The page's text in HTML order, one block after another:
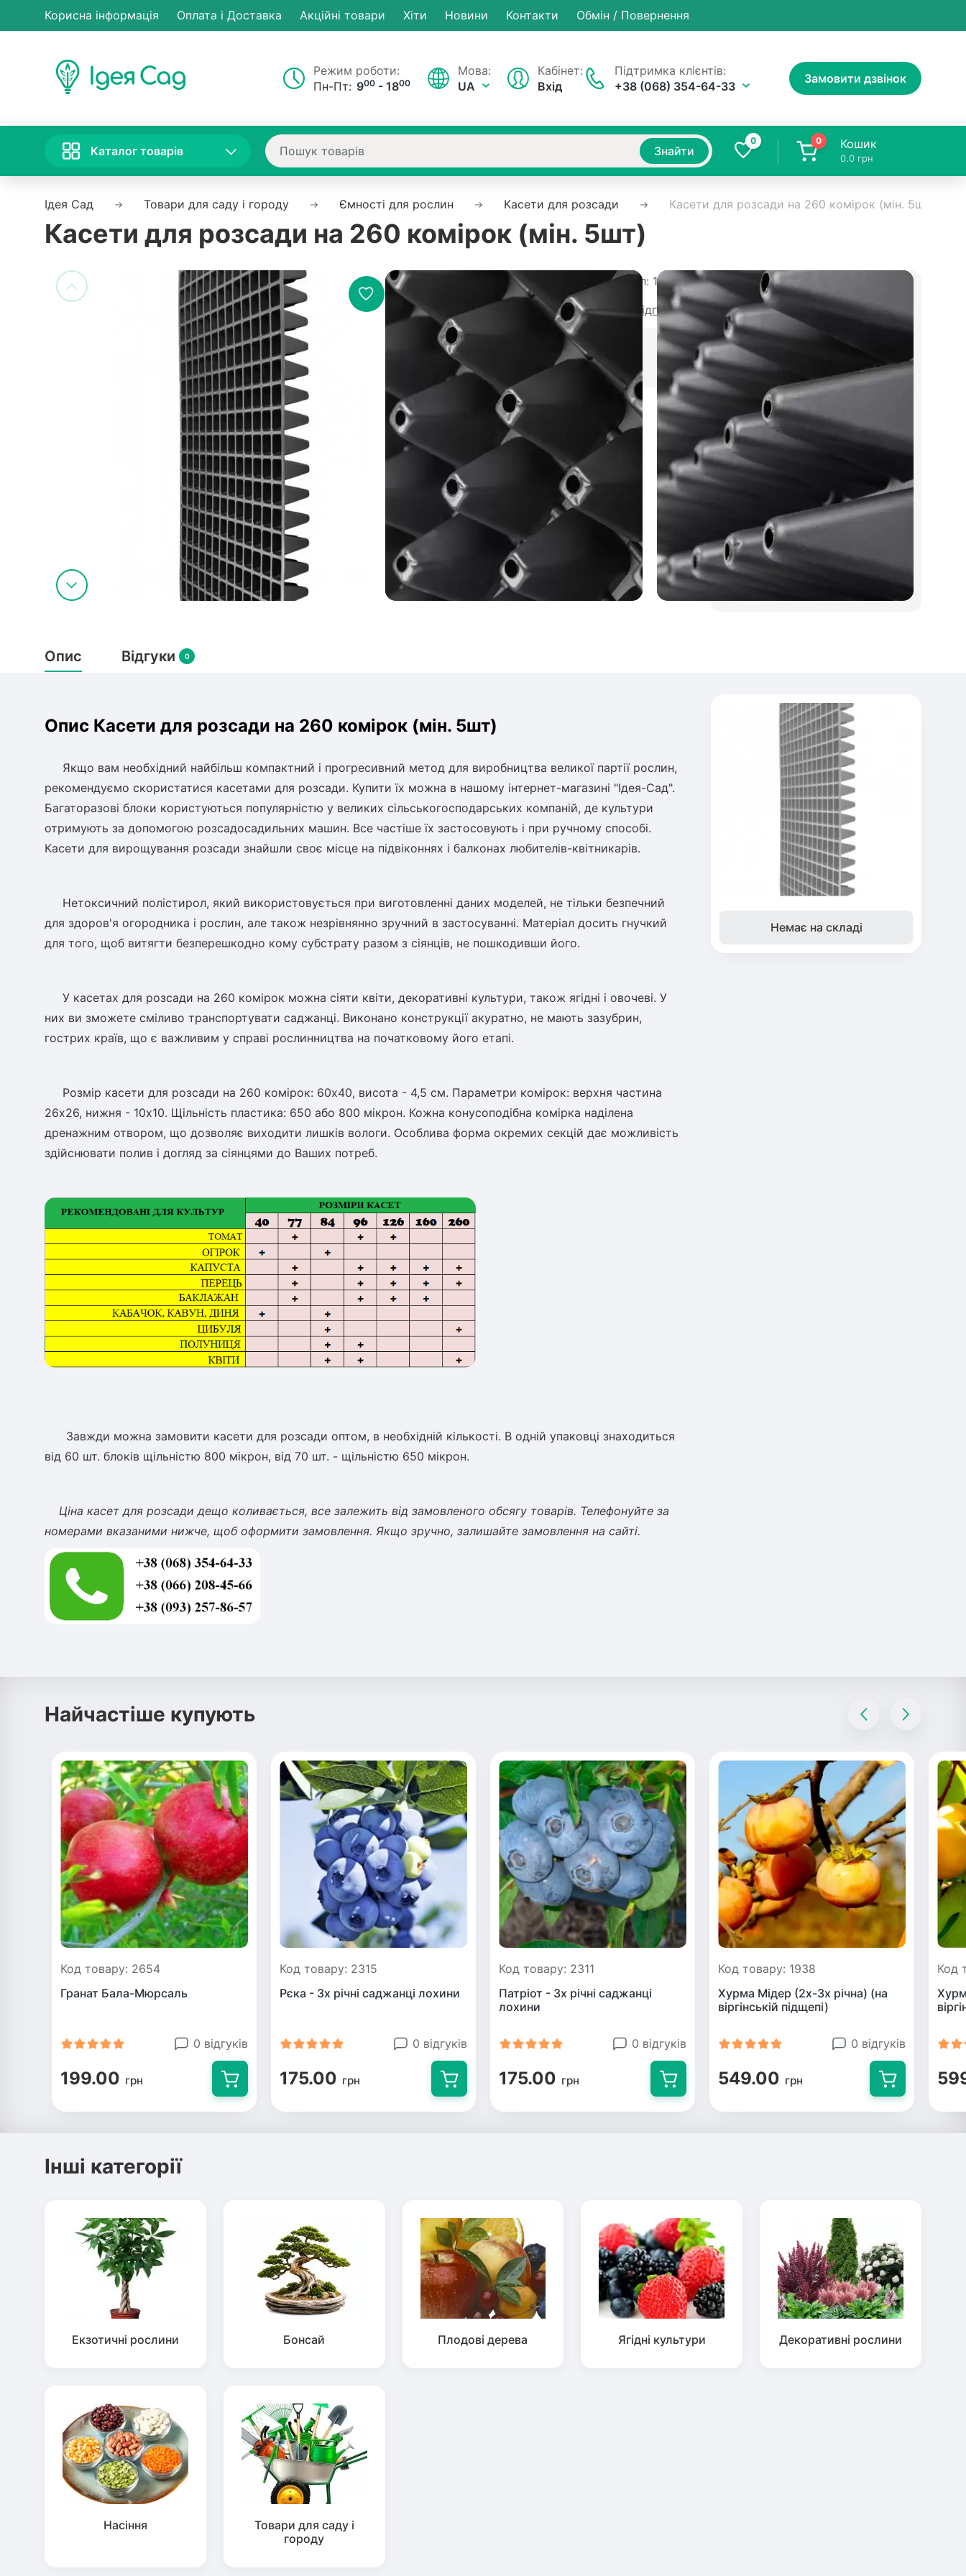
Корисна інформація Оплата і Доставка Акційні товари Хiти Новини Контакти Обмін / Повернення
Режим роботи:
Пн-Пт: 900 - 1800
Підтримка клієнтів:
+38 (068) 354-64-33
Мова:
UA
Кабінет:
Вхід
Замовити дзвінок
Каталог товарів Знайти
0 0 Кошик
0.0 грн
Ідея Сад Товари для саду і городу Ємності для рослин Касети для розсади Касети для розсади на 260 комірок (мін. 5шт)
Касети для розсади на 260 комірок (мін. 5шт)
Немає на складі Артикул: 1094
Рейтинг:
0 відгуків
Немає на складі
Доставка
Доставка Новою Поштою 1-5 днів
Кур'єром Нової пошти 1-5 днів
Оплата згідно з тарифами
перевізника
Упаковка входить до вартості
товару
Обрешітка оплачується окремо
Оплата
Оплата на карту
Оплата на рахунок за реквізитами
Оплата при отриманні поштою
На весь товар розповсюджується
Ми зробимо все можливе, щоб Ви
залишилися задоволені
Поділитися
Опис Відгуки 0
Опис Касети для розсади на 260 комірок (мін. 5шт)
Якщо вам необхідний найбільш компактний і прогресивний метод для виробництва великої партії рослин,
рекомендуємо скористатися касетами для розсади. Купити їх можна в нашому інтернет-магазині "Ідея-Сад".
Багаторазові блоки користуються популярністю у великих сільськогосподарських компаній, де культури
отримують за допомогою розсадосадильних машин. Все частіше їх застосовують і при ручному способі.
Касети для вирощування розсади знайшли своє місце на підвіконнях і балконах любителів-квітникарів.
Нетоксичний полістирол, який використовується при виготовленні даних моделей, не тільки безпечний
для здоров'я огородника і рослин, але також незрівнянно зручний в застосуванні. Матеріал досить гнучкий
для того, щоб витягти безперешкодно кому субстрату разом з сіянців, не пошкодивши його.
У касетах для розсади на 260 комірок можна сіяти квіти, декоративні культури, також ягідні і овочеві. У
них ви зможете сміливо транспортувати саджанці. Виконано конструкції акуратно, не мають зазубрин,
гострих країв, що є важливим у справі рослинництва на початковому його етапі.
Розмір касети для розсади на 260 комірок: 60х40, висота - 4,5 см. Параметри комірок: верхня частина
26х26, нижня - 10х10. Щільність пластика: 650 або 800 мікрон. Кожна конусоподібна комірка наділена
дренажним отвором, що дозволяє виходити лишків вологи. Особлива форма окремих секцій дає можливість
здійснювати полив і догляд за сіянцями до Ваших потреб.
Завжди можна замовити касети для розсади оптом, в необхідній кількості. В одній упаковці знаходиться
від 60 шт. блоків щільністю 800 мікрон, від 70 шт. - щільністю 650 мікрон.
Ціна касет для розсади дещо коливається, все залежить від замовленого обсягу товарів. Телефонуйте за
номерами вказаними нижче, щоб оформити замовлення. Якщо зручно, залишайте замовлення на сайті.
Немає на складі
Найчастіше купують
Код товару: 2654
Гранат Бала-Мюрсаль
0 відгуків
199.00 грн
Код товару: 2315
Рєка - 3х річні саджанці лохини
0 відгуків
175.00 грн
Код товару: 2311
Патріот - 3х річні саджанці
лохини
0 відгуків
175.00 грн
Код товару: 1938
Хурма Мідер (2х-3х річна) (на
віргінській підщепі)
0 відгуків
549.00 грн
Код
Інші категорії
Екзотичні рослини Бонсай Плодові дерева Ягідні культури Декоративні рослини
Насіння
Товари для саду і
городу